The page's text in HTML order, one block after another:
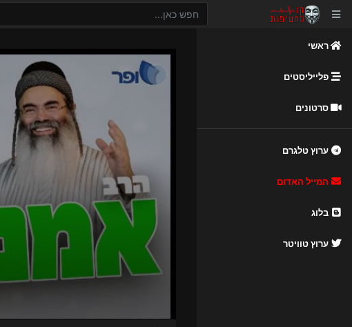
ראשי
פלייליסטים
סרטונים
ערוץ טלגרם
המייל האדום
בלוג
ערוץ טוויטר